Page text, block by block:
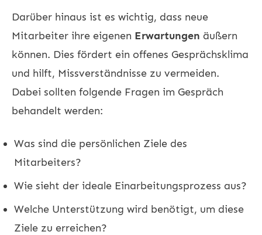
Darüber hinaus ist es wichtig, dass neue
Mitarbeiter ihre eigenen Erwartungen äußern
können. Dies fördert ein offenes Gesprächsklima
und hilft, Missverständnisse zu vermeiden.
Dabei sollten folgende Fragen im Gespräch
behandelt werden:
Was sind die persönlichen Ziele des
Mitarbeiters?
Wie sieht der ideale Einarbeitungsprozess aus?
Welche Unterstützung wird benötigt, um diese
Ziele zu erreichen?